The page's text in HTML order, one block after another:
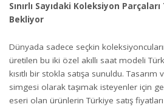
Sınırlı Sayıdaki Koleksiyon
Bekliyor
Dünyada sadece seçkin
üretilen bu iki özel akıllı saat modeli
kısıtlı bir stokla satışa sunuldu.
simgesi olarak taşımak isteyenler için
eseri olan ürünlerin Türkiye satış